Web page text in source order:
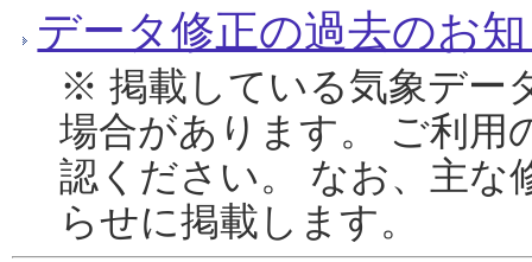
データ修正の過去のお
※ 掲載している気象デー
場合があります。 ご利用
認ください。 なお、主な
らせに掲載します。